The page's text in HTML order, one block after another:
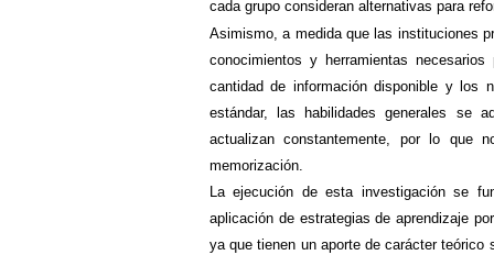
cada grupo consideran alternativas para
Asimismo, a medida que las instituciones
conocimientos y herramientas
cantidad de información disponible y los
estándar, las habilidades generales se
actualizan constantemente, por lo que
memorización.
La ejecución de esta investigación se
aplicación de estrategias de aprendizaje
ya que tienen un aporte de carácter